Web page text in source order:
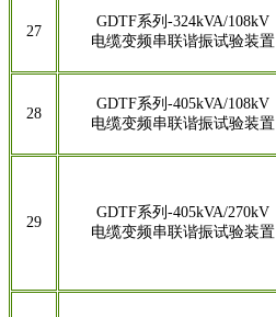
27
GDTF系列-324kVA/108kV
电缆变频串联谐振试验装置
28
GDTF系列-405kVA/108kV
电缆变频串联谐振试验装置
29
GDTF系列-405kVA/270kV
电缆变频串联谐振试验装置